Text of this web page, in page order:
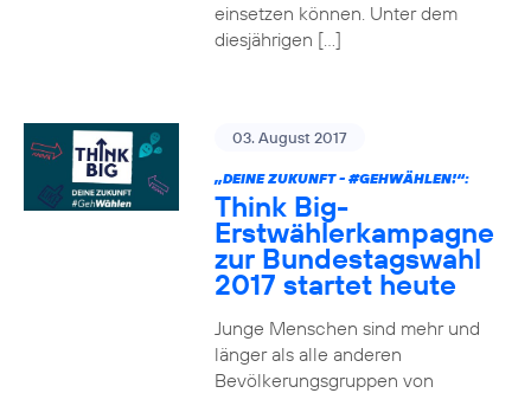
einsetzen können. Unter dem
diesjährigen […]
03. August 2017
„DEINE ZUKUNFT - #GEHWÄHLEN!“:
Think Big-
Erstwählerkampagne
zur Bundestagswahl
2017 startet heute
Junge Menschen sind mehr und
länger als alle anderen
Bevölkerungsgruppen von